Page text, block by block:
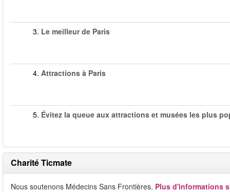
3. Le meilleur de Paris
4. Attractions à Paris
5. Évitez la queue aux attractions et musées les plus
Charité Ticmate
Nous soutenons Médecins Sans Frontières. Plus d'informations